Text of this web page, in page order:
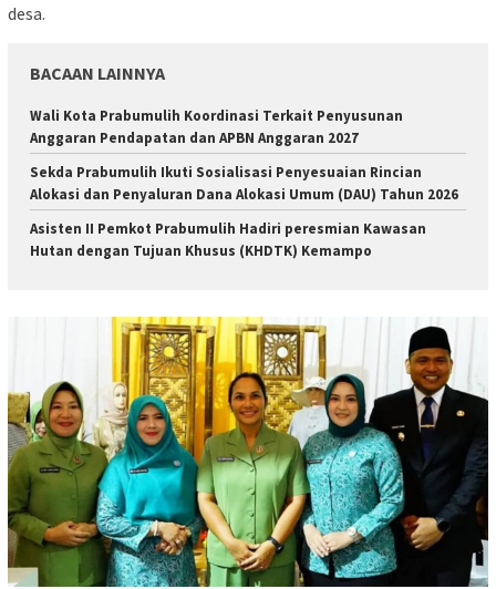
desa.
BACAAN LAINNYA
Wali Kota Prabumulih Koordinasi Terkait Penyusunan
Anggaran Pendapatan dan APBN Anggaran 2027
Sekda Prabumulih Ikuti Sosialisasi Penyesuaian Rincian
Alokasi dan Penyaluran Dana Alokasi Umum (DAU) Tahun 2026
Asisten II Pemkot Prabumulih Hadiri peresmian Kawasan
Hutan dengan Tujuan Khusus (KHDTK) Kemampo